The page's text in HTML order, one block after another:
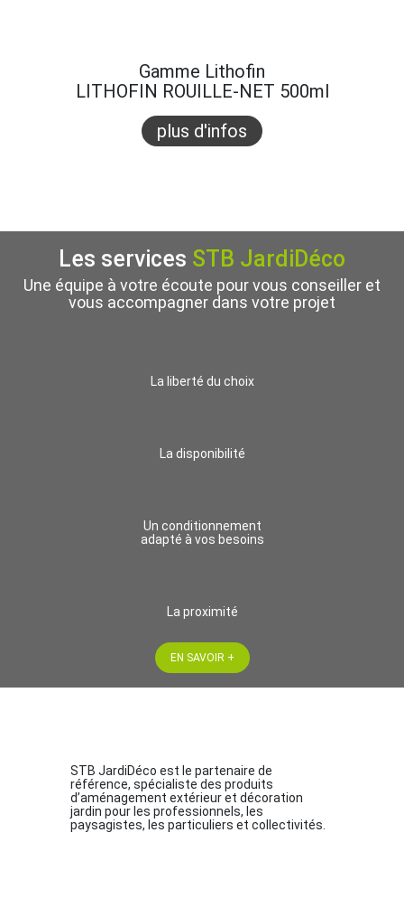
Gamme Lithofin
LITHOFIN ROUILLE-NET 500ml
plus d'infos
Les services STB JardiDéco
Une équipe à votre écoute pour vous conseiller et
vous accompagner dans votre projet
La liberté du choix
La disponibilité
Un conditionnement
adapté à vos besoins
La proximité
EN SAVOIR +
STB JardiDéco est le partenaire de
référence, spécialiste des produits
d’aménagement extérieur et décoration
jardin pour les professionnels, les
paysagistes, les particuliers et collectivités.